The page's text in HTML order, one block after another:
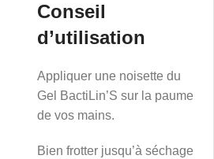
Conseil
d’utilisation
Appliquer une noisette du
Gel BactiLin’S sur la paume
de vos mains.
Bien frotter jusqu’à séchage